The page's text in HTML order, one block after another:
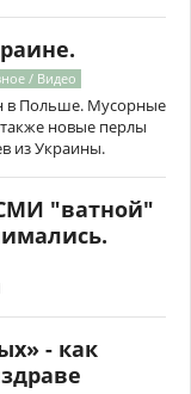
/ Видео
в Польше. Мусорные
новые перлы
из Украины.
"ватной"
- как